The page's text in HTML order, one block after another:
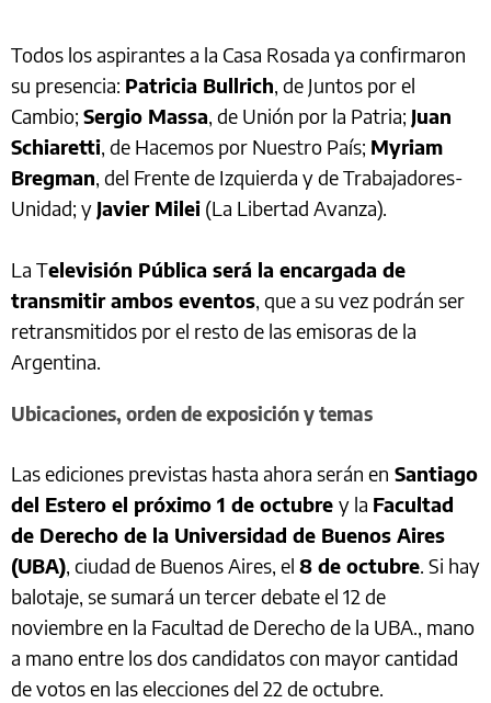
Todos los aspirantes a la Casa Rosada ya confirmaron
su presencia: Patricia Bullrich, de Juntos por el
Cambio; Sergio Massa, de Unión por la Patria; Juan
Schiaretti, de Hacemos por Nuestro País; Myriam
Bregman, del Frente de Izquierda y de Trabajadores-
Unidad; y Javier Milei (La Libertad Avanza).
La Televisión Pública será la encargada de
transmitir ambos eventos, que a su vez podrán ser
retransmitidos por el resto de las emisoras de la
Argentina.
Ubicaciones, orden de exposición y temas
Las ediciones previstas hasta ahora serán en Santiago
del Estero el próximo 1 de octubre y la Facultad
de Derecho de la Universidad de Buenos Aires
(UBA), ciudad de Buenos Aires, el 8 de octubre. Si hay
balotaje, se sumará un tercer debate el 12 de
noviembre en la Facultad de Derecho de la UBA., mano
a mano entre los dos candidatos con mayor cantidad
de votos en las elecciones del 22 de octubre.